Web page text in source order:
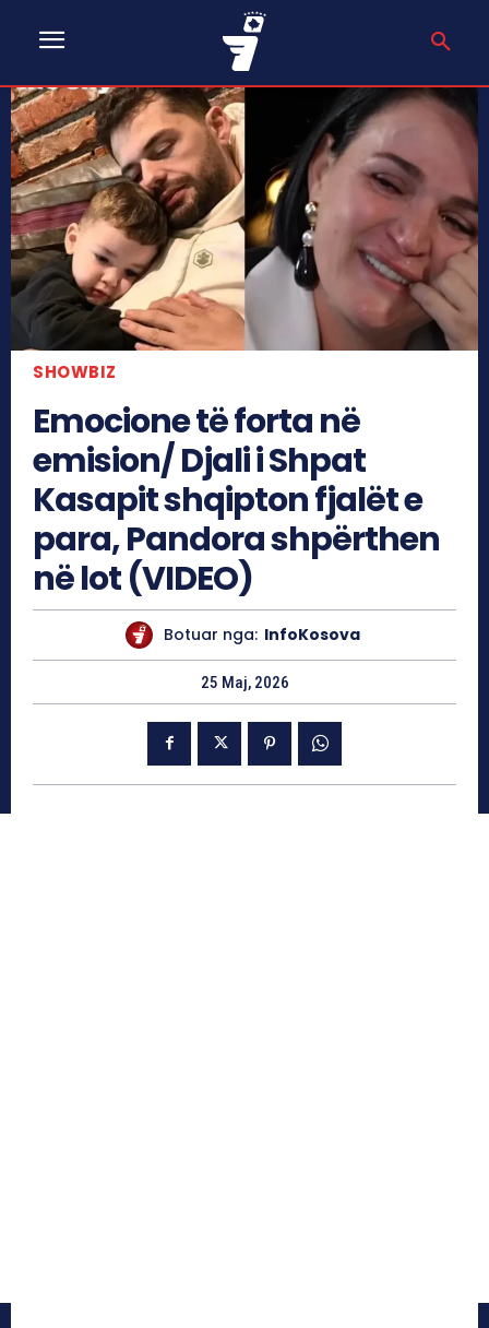
SHOWBIZ
Emocione të forta në
emision/ Djali i Shpat
Kasapit shqipton fjalët e
para, Pandora shpërthen
në lot (VIDEO)
Botuar nga: InfoKosova
25 Maj, 2026